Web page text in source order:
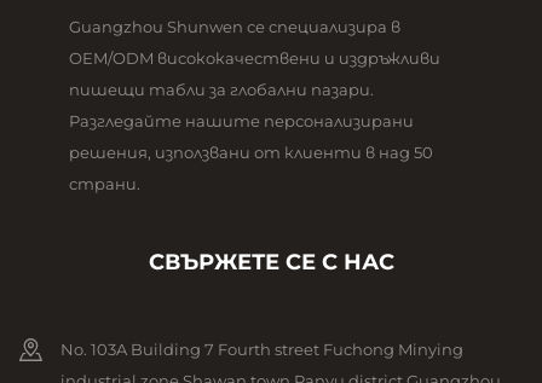
Guangzhou Shunwen се специализира в
OEM/ODM висококачествени и издръжливи
пишещи табли за глобални пазари.
Разгледайте нашите персонализирани
решения, използвани от клиенти в над 50
страни.
СВЪРЖЕТЕ СЕ С НАС
No. 103A Building 7 Fourth street Fuchong Minying